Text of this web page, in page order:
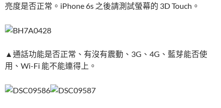
亮度是否正常。iPhone 6s 之後請測試螢幕的 3D Touch。
▲通話功能是否正常、有沒有震動、3G、4G、藍芽能否使
用、Wi-Fi 能不能連得上。